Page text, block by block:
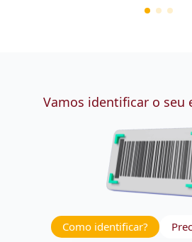
Vamos identificar o seu
Como identificar?